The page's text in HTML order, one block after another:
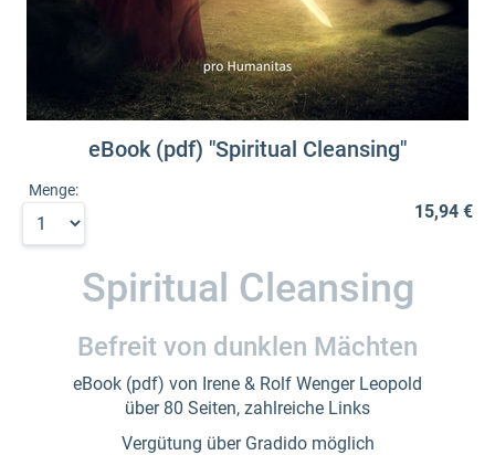
eBook (pdf) "Spiritual Cleansing"
Menge:
15,94 €
Spiritual Cleansing
Befreit von dunklen Mächten
eBook (pdf) von Irene & Rolf Wenger Leopold
über 80 Seiten, zahlreiche Links
Vergütung über Gradido möglich